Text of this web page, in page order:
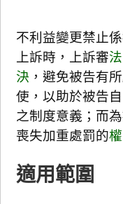
不利益變更禁止
上訴時，上訴審
決 ，避免被告有
使，以助於被告
之制度意義；而
喪失加重處罰的
適用範圍